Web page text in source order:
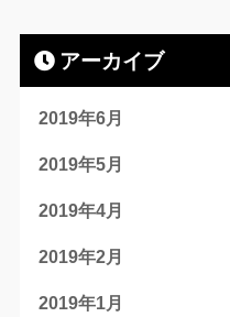
アーカイブ
2019年6月
2019年5月
2019年4月
2019年2月
2019年1月